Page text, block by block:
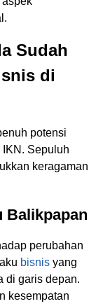
Sudah
di
potensi
Sepuluh
keragaman
Balikpapan
perubahan
bisnis yang
di garis depan.
kesempatan